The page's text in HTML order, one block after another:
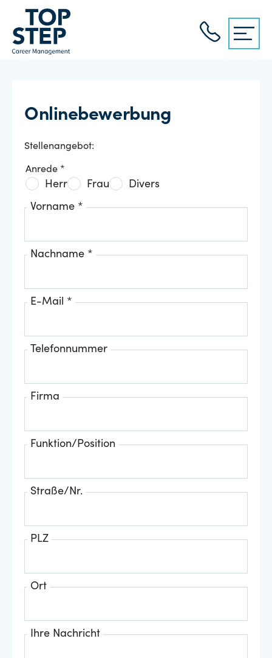
Onlinebewerbung
Stellenangebot:
Anrede *
Herr Frau Divers
Vorname *
Nachname *
E-Mail *
Telefonnummer
Firma
Funktion/Position
Straße/Nr.
PLZ
Ort
Ihre Nachricht